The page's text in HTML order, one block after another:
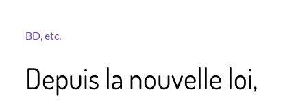
BD, etc.
Depuis la nouvelle loi,